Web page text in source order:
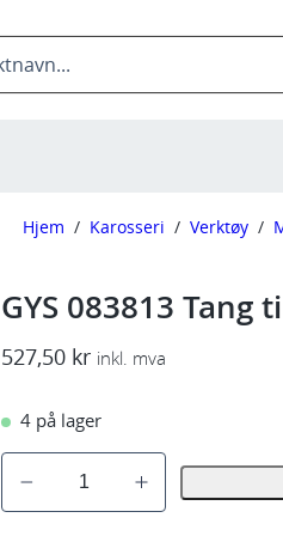
Hjem / Karosseri / Verktøy /
GYS 083813 Tang
527,50 kr inkl. mva
4 på lager
Y